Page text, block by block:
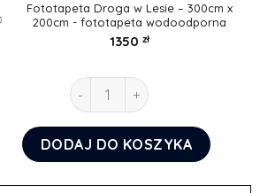
Fototapeta Droga w Lesie – 300cm x
200cm - fototapeta wodoodporna
1350 zł
ilość Fototapeta Droga w Lesie
DODAJ DO KOSZYKA